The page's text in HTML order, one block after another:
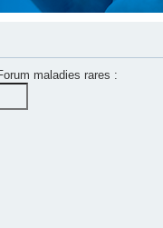
maladies rares :